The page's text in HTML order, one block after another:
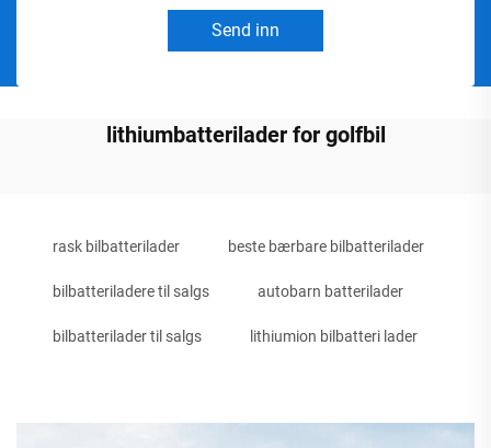
Send inn
lithiumbatterilader for golfbil
rask bilbatterilader beste bærbare bilbatterilader
bilbatteriladere til salgs autobarn batterilader
bilbatterilader til salgs lithiumion bilbatteri lader